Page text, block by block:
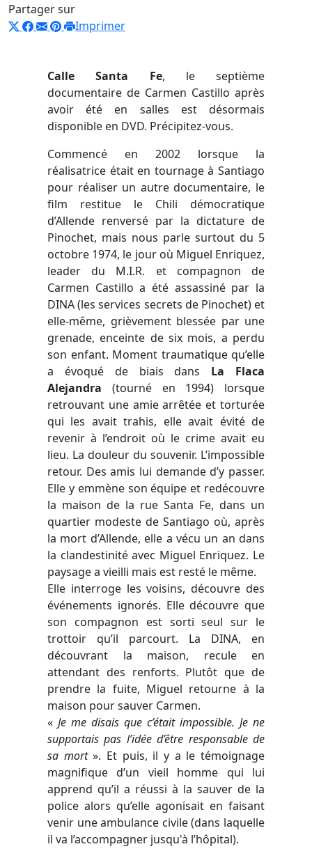
Partager sur
Imprimer
Calle Santa Fe, le septième
documentaire de Carmen Castillo après
avoir été en salles est désormais
disponible en DVD. Précipitez-vous.
Commencé en 2002 lorsque la
réalisatrice était en tournage à Santiago
pour réaliser un autre documentaire, le
film restitue le Chili démocratique
d’Allende renversé par la dictature de
Pinochet, mais nous parle surtout du 5
octobre 1974, le jour où Miguel Enriquez,
leader du M.I.R. et compagnon de
Carmen Castillo a été assassiné par la
DINA (les services secrets de Pinochet) et
elle-même, grièvement blessée par une
grenade, enceinte de six mois, a perdu
son enfant. Moment traumatique qu’elle
a évoqué de biais dans La Flaca
Alejandra (tourné en 1994) lorsque
retrouvant une amie arrêtée et torturée
qui les avait trahis, elle avait évité de
revenir à l’endroit où le crime avait eu
lieu. La douleur du souvenir. L’impossible
retour. Des amis lui demande d’y passer.
Elle y emmène son équipe et redécouvre
la maison de la rue Santa Fe, dans un
quartier modeste de Santiago où, après
la mort d’Allende, elle a vécu un an dans
la clandestinité avec Miguel Enriquez. Le
paysage a vieilli mais est resté le même.
Elle interroge les voisins, découvre des
événements ignorés. Elle découvre que
son compagnon est sorti seul sur le
trottoir qu’il parcourt. La DINA, en
découvrant la maison, recule en
attendant des renforts. Plutôt que de
prendre la fuite, Miguel retourne à la
maison pour sauver Carmen.
« Je me disais que c’était impossible. Je ne
supportais pas l’idée d’être responsable de
sa mort». Et puis, il y a le témoignage
magnifique d’un vieil homme qui lui
apprend qu’il a réussi à la sauver de la
police alors qu’elle agonisait en faisant
venir une ambulance civile (dans laquelle
il va l’accompagner jusqu'à l’hôpital).